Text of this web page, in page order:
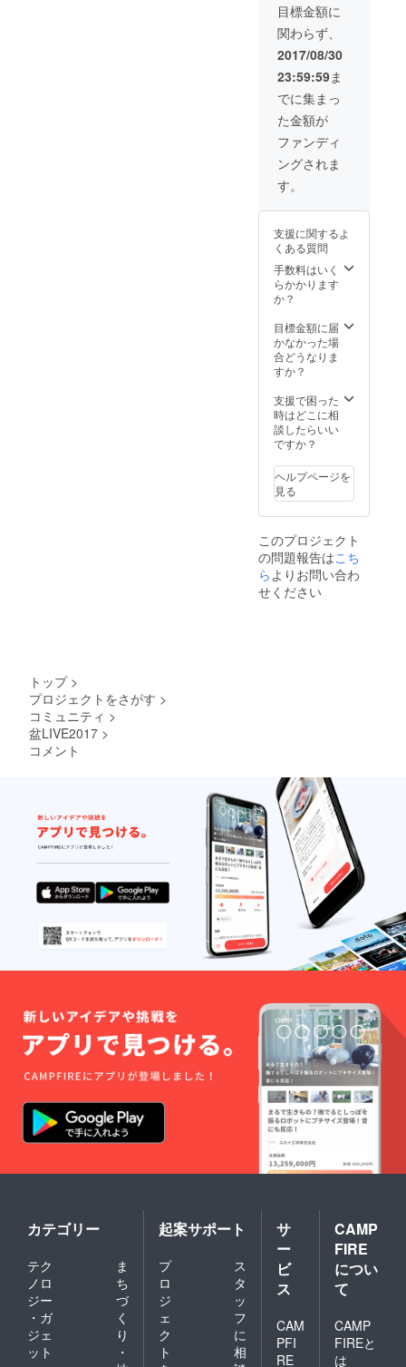
目標金額に
関わらず、
2017/08/30
23:59:59ま
でに集まっ
た金額が
ファンディ
ングされま
す。
支援に関するよ
くある質問
手数料はいく
らかかります
か？
目標金額に届
かなかった場
合どうなりま
すか？
支援で困った
時はどこに相
談したらいい
ですか？
ヘルプページを
見る
このプロジェクト
の問題報告はこち
ら よりお問い合わ
せください
トップ >
プロジェクトをさがす >
コミュニティ >
盆LIVE2017 >
コメント
カテゴリー
テク
ノロ
ジー
・ガ
ジェ
ット
ま
ち
づ
く
り
・
起案サポート
プ
ロ
ジ
ェ
ク
ト
ス
タ
ッ
フ
に
相
サ
ー
ビ
ス
CAM
PFI
RE
CAMP
FIRE
につい
て
CAMP
FIREと
は